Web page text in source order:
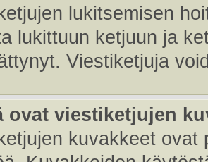
lukitsemisen
lukittuun ketjuun ja
Viestiketjuja
ovat viestiketjujen
kuvakkeet ovat